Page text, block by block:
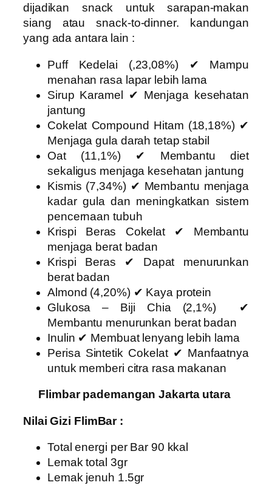
dijadikan snack untuk sarapan-makan
siang atau snack-to-dinner. kandungan
yang ada antara lain :
Puff Kedelai (,23,08%) ✔ Mampu
menahan rasa lapar lebih lama
Sirup Karamel ✔ Menjaga kesehatan
jantung
Cokelat Compound Hitam (18,18%) ✔
Menjaga gula darah tetap stabil
Oat (11,1%) ✔ Membantu diet
sekaligus menjaga kesehatan jantung
Kismis (7,34%) ✔ Membantu menjaga
kadar gula dan meningkatkan sistem
pencernaan tubuh
Krispi Beras Cokelat ✔ Membantu
menjaga berat badan
Krispi Beras ✔ Dapat menurunkan
berat badan
Almond (4,20%) ✔ Kaya protein
Glukosa – Biji Chia (2,1%) ✔
Membantu menurunkan berat badan
Inulin ✔ Membuat lenyang lebih lama
Perisa Sintetik Cokelat ✔ Manfaatnya
untuk memberi citra rasa makanan
Flimbar pademangan Jakarta utara
Nilai Gizi FlimBar :
Total energi per Bar 90 kkal
Lemak total 3gr
Lemak jenuh 1.5gr